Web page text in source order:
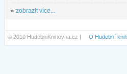
» zobrazit více...
© 2010 HudebniKnihovna.cz | O Hudební